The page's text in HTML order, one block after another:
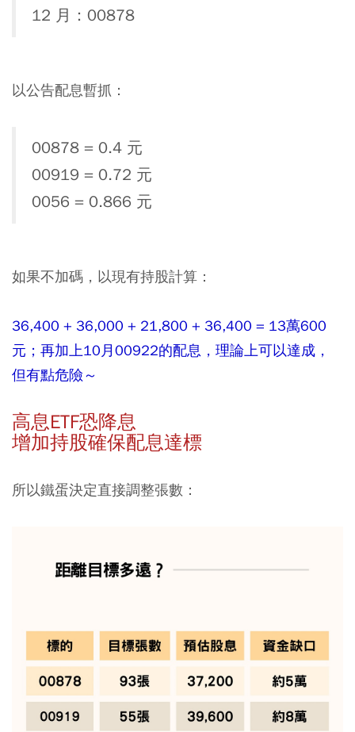
12 月：00878
以公告配息暫抓：
00878 = 0.4 元
00919 = 0.72 元
0056 = 0.866 元
如果不加碼，以現有持股計算：
36,400 + 36,000 + 21,800 + 36,400 = 13萬600
元；再加上10月00922的配息，理論上可以達成，
但有點危險～
高息ETF恐降息
增加持股確保配息達標
所以鐵蛋決定直接調整張數：